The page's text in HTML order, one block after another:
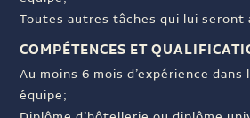
Toutes autres tâches qui lui seront
COMPÉTENCES ET
Au moins 6 mois d’expérience dans
équipe;